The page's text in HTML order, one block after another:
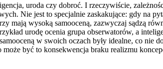
uroda czy dobroć. I rzeczywiście,
Nie jest to specjalnie zaskakujące: gdy na
mają wysoką samooceną, zazwyczaj sądzą
urodę ocenia grupa obserwatorów, a
w swoich oczach były idealne, co nie
być to konsekwencja braku realizmu